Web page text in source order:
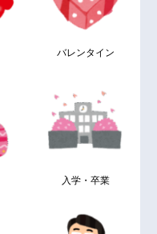
バレンタイン
入学・卒業